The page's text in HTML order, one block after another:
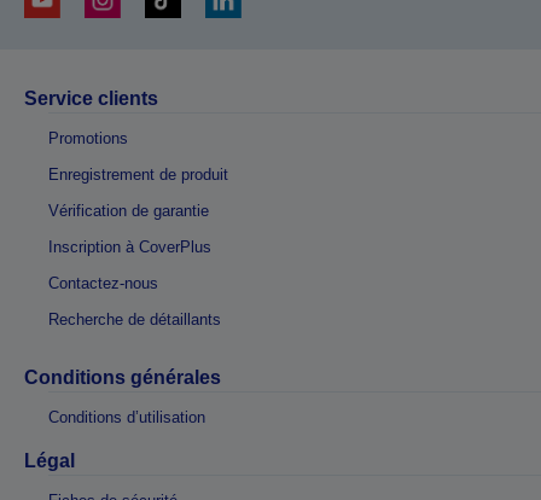
Service clients
Promotions
Enregistrement de produit
Vérification de garantie
Inscription à CoverPlus
Contactez-nous
Recherche de détaillants
Conditions générales
Conditions d’utilisation
Légal